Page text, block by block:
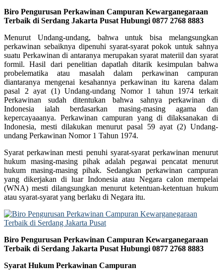
Biro Pengurusan Perkawinan Campuran Kewarganegaraan
Terbaik di Serdang Jakarta Pusat Hubungi 0877 2768 8883
Menurut Undang-undang, bahwa untuk bisa melangsungkan
perkawinan sebaiknya dipenuhi syarat-syarat pokok untuk sahnya
suatu Perkawinan di antaranya merupakan syarat materiil dan syarat
formil. Hasil dari penelitian dapatlah ditarik kesimpulan bahwa
probelematika atau masalah dalam perkawinan campuran
diantaranya mengenai kesahannya perkawinan itu karena dalam
pasal 2 ayat (1) Undang-undang Nomor 1 tahun 1974 terkait
Perkawinan sudah ditentukan bahwa sahnya perkawinan di
Indonesia ialah berdasarkan masing-masing agama dan
kepercayaaanya. Perkawinan campuran yang di dilaksanakan di
Indonesia, mesti dilakukan menurut pasal 59 ayat (2) Undang-
undang Perkawinan Nomor 1 Tahun 1974.
Syarat perkawinan mesti penuhi syarat-syarat perkawinan menurut
hukum masing-masing pihak adalah pegawai pencatat menurut
hukum masing-masing pihak. Sedangkan perkawinan campuran
yang dikerjakan di luar Indonesia atau Negara calon mempelai
(WNA) mesti dilangsungkan menurut ketentuan-ketentuan hukum
atau syarat-syarat yang berlaku di Negara itu.
Biro Pengurusan Perkawinan Campuran Kewarganegaraan
Terbaik di Serdang Jakarta Pusat Hubungi 0877 2768 8883
Syarat Hukum Perkawinan Campuran